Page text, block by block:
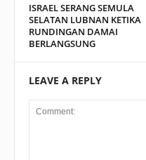
ISRAEL SERANG SEMULA
SELATAN LUBNAN KETIKA
RUNDINGAN DAMAI
BERLANGSUNG
LEAVE A REPLY